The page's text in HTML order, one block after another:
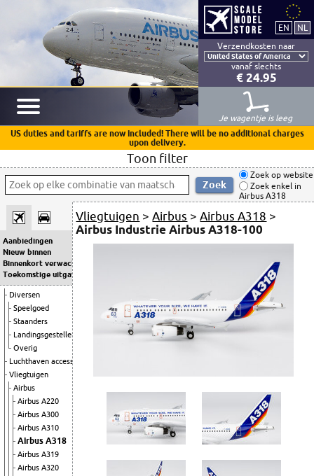
Verzendkosten naar
vanaf slechts
€ 24.95
Je wagentje is leeg
US duties and tariffs are now included! There will be no additional charges
upon delivery.
Toon filter
Zoek op website
Zoek enkel in
Airbus A318
Aanbiedingen
Nieuw binnen
Binnenkort verwacht
Toekomstige uitgaven
Diversen
Speelgoed
Staanders
Landingsgestellen
Overig
Luchthaven accessoires
Vliegtuigen
Airbus
Airbus A220
Airbus A300
Airbus A310
Airbus A318
Airbus A319
Airbus A320
Vliegtuigen >Airbus >Airbus A318 >
Airbus Industrie Airbus A318-100